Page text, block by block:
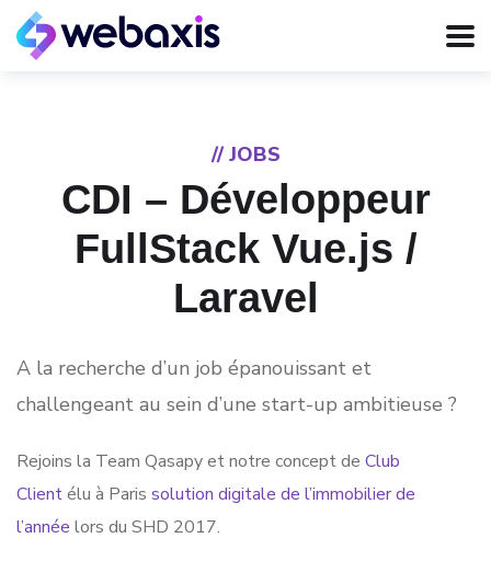
// JOBS
CDI – Développeur
FullStack Vue.js /
Laravel
A la recherche d’un job épanouissant et
challengeant au sein d’une start-up ambitieuse ?
Rejoins la Team Qasapy et notre concept de Club
Clientélu à Paris solution digitale de l’immobilier de
l’année lors du SHD 2017.